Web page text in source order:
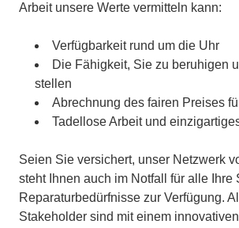
Arbeit unsere Werte vermitteln kann:
Verfügbarkeit rund um die Uhr
Die Fähigkeit, Sie zu beruhigen
stellen
Abrechnung des fairen Preises
Tadellose Arbeit und
Seien Sie versichert, unser Netzwerk
steht Ihnen auch im Notfall für alle Ihre
Reparaturbedürfnisse zur Verfügung.
Stakeholder sind mit einem